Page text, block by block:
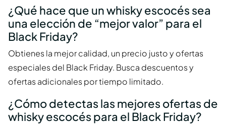
¿Qué hace que un whisky escocés sea
una elección de “mejor valor” para el
Black Friday?
Obtienes la mejor calidad, un precio justo y ofertas
especiales del Black Friday. Busca descuentos y
ofertas adicionales por tiempo limitado.
¿Cómo detectas las mejores ofertas de
whisky escocés para el Black Friday?